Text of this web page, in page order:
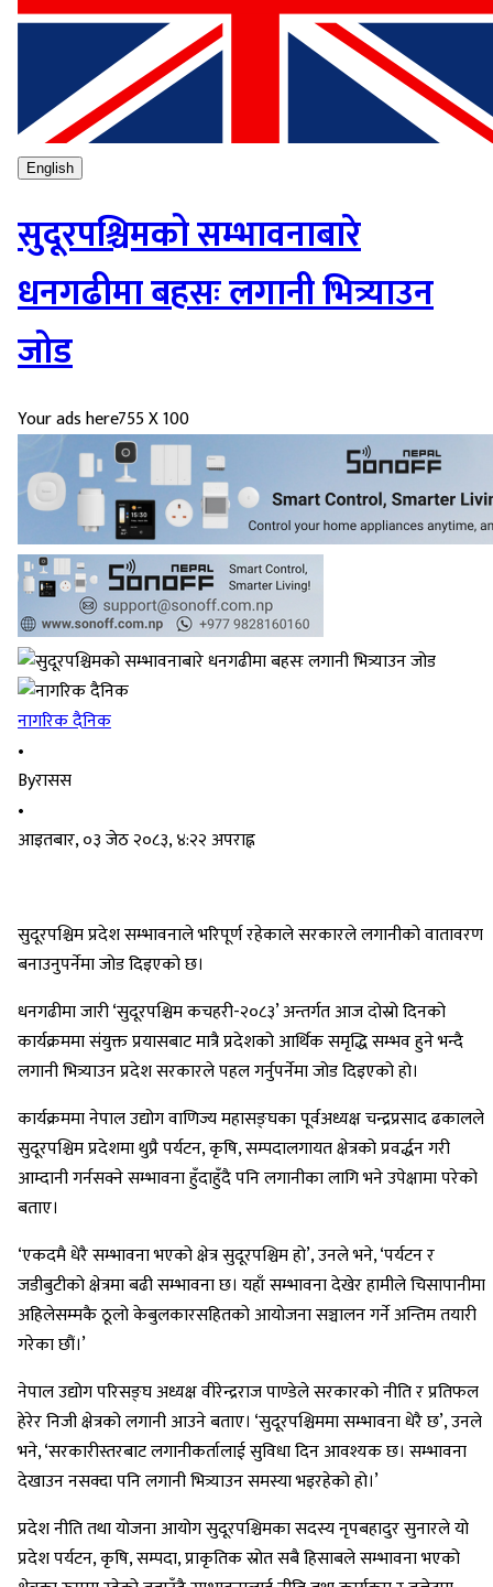
English
सुदूरपश्चिमको सम्भावनाबारे
धनगढीमा बहसः लगानी भित्र्याउन
जोड
Your ads here755 X 100
नागरिक दैनिक
•
Byरासस
•
आइतबार, ०३ जेठ २०८३, ४:२२ अपराह्न
सुदूरपश्चिम प्रदेश सम्भावनाले भरिपूर्ण रहेकाले सरकारले लगानीको वातावरण
बनाउनुपर्नेमा जोड दिइएको छ।
धनगढीमा जारी ‘सुदूरपश्चिम कचहरी-२०८३’ अन्तर्गत आज दोस्रो दिनको
कार्यक्रममा संयुक्त प्रयासबाट मात्रै प्रदेशको आर्थिक समृद्धि सम्भव हुने भन्दै
लगानी भित्र्याउन प्रदेश सरकारले पहल गर्नुपर्नेमा जोड दिइएको हो।
कार्यक्रममा नेपाल उद्योग वाणिज्य महासङ्घका पूर्वअध्यक्ष चन्द्रप्रसाद ढकालले
सुदूरपश्चिम प्रदेशमा थुप्रै पर्यटन, कृषि, सम्पदालगायत क्षेत्रको प्रवर्द्धन गरी
आम्दानी गर्नसक्ने सम्भावना हुँदाहुँदै पनि लगानीका लागि भने उपेक्षामा परेको
बताए।
‘एकदमै धेरै सम्भावना भएको क्षेत्र सुदूरपश्चिम हो’, उनले भने, ‘पर्यटन र
जडीबुटीको क्षेत्रमा बढी सम्भावना छ। यहाँ सम्भावना देखेर हामीले चिसापानीमा
अहिलेसम्मकै ठूलो केबुलकारसहितको आयोजना सञ्चालन गर्ने अन्तिम तयारी
गरेका छौं।’
नेपाल उद्योग परिसङ्घ अध्यक्ष वीरेन्द्रराज पाण्डेले सरकारको नीति र प्रतिफल
हेरेर निजी क्षेत्रको लगानी आउने बताए। ‘सुदूरपश्चिममा सम्भावना धेरै छ’, उनले
भने, ‘सरकारीस्तरबाट लगानीकर्तालाई सुविधा दिन आवश्यक छ। सम्भावना
देखाउन नसक्दा पनि लगानी भित्र्याउन समस्या भइरहेको हो।’
प्रदेश नीति तथा योजना आयोग सुदूरपश्चिमका सदस्य नृपबहादुर सुनारले यो
प्रदेश पर्यटन, कृषि, सम्पदा, प्राकृतिक स्रोत सबै हिसाबले सम्भावना भएको